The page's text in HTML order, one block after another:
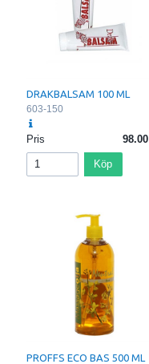
Konsistensgivare
DRAKBALSAM 100 ML
603-150
Pris 98.00
Köp
PROFFS ECO BAS 500 ML